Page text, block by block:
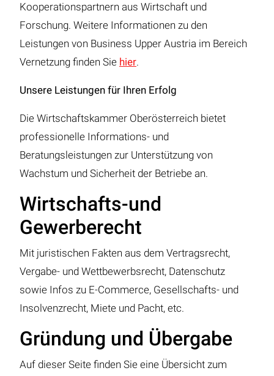
Kooperationspartnern aus Wirtschaft und
Forschung. Weitere Informationen zu den
Leistungen von Business Upper Austria im Bereich
Vernetzung finden Sie hier.
Unsere Leistungen für Ihren Erfolg
Die Wirtschaftskammer Oberösterreich bietet
professionelle Informations- und
Beratungsleistungen zur Unterstützung von
Wachstum und Sicherheit der Betriebe an.
Wirtschafts-und
Gewerberecht
Mit juristischen Fakten aus dem Vertragsrecht,
Vergabe- und Wettbewerbsrecht, Datenschutz
sowie Infos zu E-Commerce, Gesellschafts- und
Insolvenzrecht, Miete und Pacht, etc.
Gründung und Übergabe
Auf dieser Seite finden Sie eine Übersicht zum